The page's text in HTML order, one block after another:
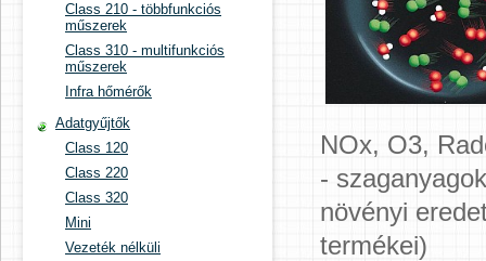
Class 210 - többfunkciós
műszerek
Class 310 - multifunkciós
műszerek
Infra hőmérők
Adatgyűjtők
Class 120
Class 220
Class 320
Mini
Vezeték nélküli
NOx, O3,
-
növényi
termékei)